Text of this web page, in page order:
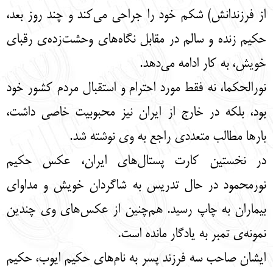
از فرزندانش) شکم خود را جراحی می‌کند و چند روز بعد،
حکیم زنده و سالم در مقابل نگاه‌های وحشت‌زده‌ی رقبای
خویش، به کار ادامه می‌دهد.
نورالحکما، نه فقط مورد احترام و استقبال مردم کشور خود
بود، بلکه در خارج از ایران نیز محبوبیت خاصی داشت،
بارها مطالب متعددی راجع به وی نوشته شد.
در نخستین کارت پستال‌های ایران، عکس حکیم
نورمحمود در حال تدریس به شاگردان خویش و مداوای
بیماران به چاپ رسید. هم‌چنین از عکس‌های وی چندین
نمونه‌ی تمبر به یادگار مانده است.
ایشان صاحب سه فرزند پسر به نام‌های حکیم ایوب، حکیم